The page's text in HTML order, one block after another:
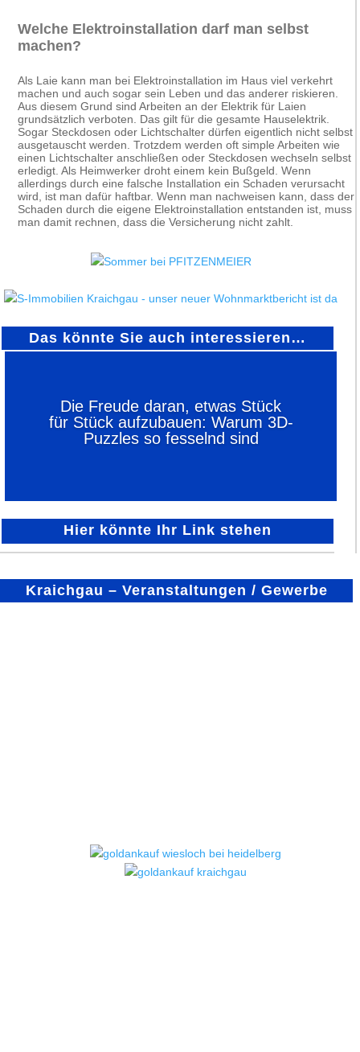
Welche Elektroinstallation darf man selbst
machen?
Als Laie kann man bei Elektroinstallation im Haus viel verkehrt
machen und auch sogar sein Leben und das anderer riskieren.
Aus diesem Grund sind Arbeiten an der Elektrik für Laien
grundsätzlich verboten. Das gilt für die gesamte Hauselektrik.
Sogar Steckdosen oder Lichtschalter dürfen eigentlich nicht selbst
ausgetauscht werden. Trotzdem werden oft simple Arbeiten wie
einen Lichtschalter anschließen oder Steckdosen wechseln selbst
erledigt. Als Heimwerker droht einem kein Bußgeld. Wenn
allerdings durch eine falsche Installation ein Schaden verursacht
wird, ist man dafür haftbar. Wenn man nachweisen kann, dass der
Schaden durch die eigene Elektroinstallation entstanden ist, muss
man damit rechnen, dass die Versicherung nicht zahlt.
Das könnte Sie auch interessieren…
Die Freude daran, etwas Stück
für Stück aufzubauen: Warum 3D-
Puzzles so fesselnd sind
Hier könnte Ihr Link stehen
Kraichgau – Veranstaltungen / Gewerbe